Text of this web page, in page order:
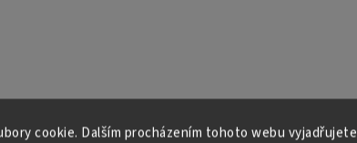
cookie. Dalším procházením tohoto webu vyjadřujete